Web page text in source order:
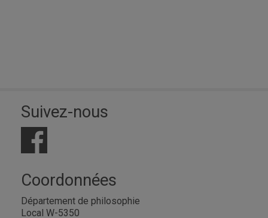
Suivez-nous
Coordonnées
Département de philosophie
Local W-5350